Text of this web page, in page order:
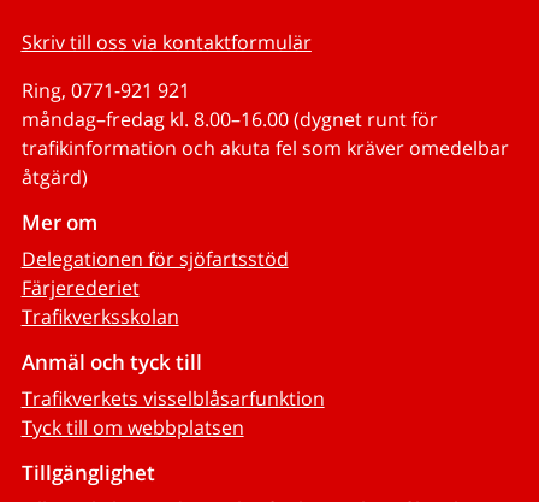
Skriv till oss via kontaktformulär
Ring, 0771-921 921
måndag–fredag kl. 8.00–16.00 (dygnet runt för
trafikinformation och akuta fel som kräver omedelbar
åtgärd)
Mer om
Delegationen för sjöfartsstöd
Färjerederiet
Trafikverksskolan
Anmäl och tyck till
Trafikverkets visselblåsarfunktion
Tyck till om webbplatsen
Tillgänglighet